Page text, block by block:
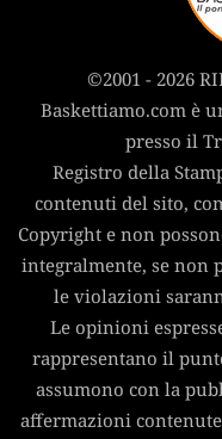
©2001 - 2026
Baskettiamo.com è
presso il
Registro della
contenuti del sito,
Copyright e non
integralmente, se non
le violazioni
Le opinioni
rappresentano il
assumono con la
affermazioni